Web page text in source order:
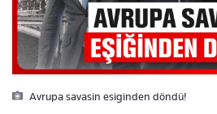
Avrupa savasin esiginden döndü!